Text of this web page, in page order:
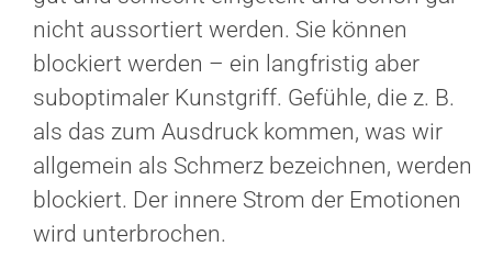
nicht aussortiert werden. Sie können
blockiert werden – ein langfristig aber
suboptimaler Kunstgriff. Gefühle, die z. B.
als das zum Ausdruck kommen, was wir
allgemein als Schmerz bezeichnen, werden
blockiert. Der innere Strom der Emotionen
wird unterbrochen.